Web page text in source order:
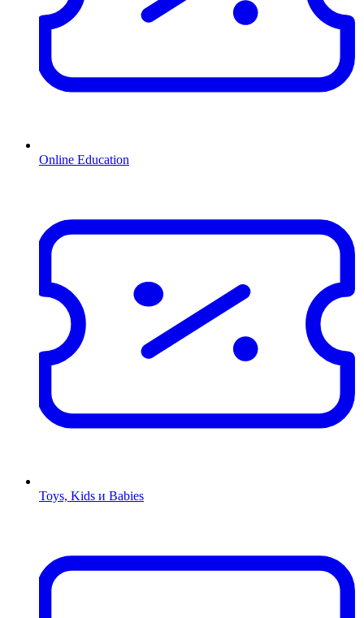
Online Education
Toys, Kids и Babies